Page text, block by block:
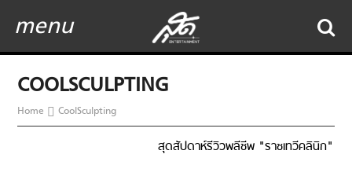
menu
COOLSCULPTING
Home CoolSculpting
สุดสัปดาห์รีวิวพลีชีพ "ราชเทวีคลินิก"